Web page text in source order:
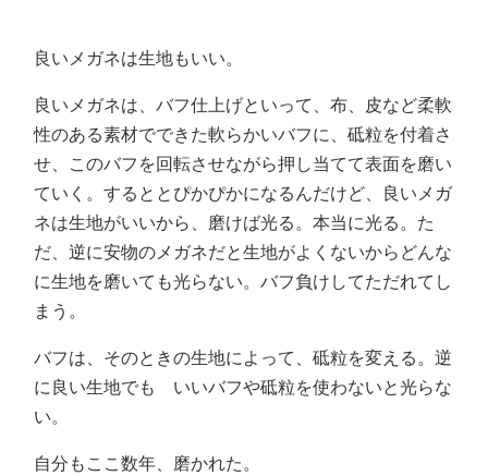
良いメガネは生地もいい。
良いメガネは、バフ仕上げといって、布、皮など柔軟
性のある素材でできた軟らかいバフに、砥粒を付着さ
せ、このバフを回転させながら押し当てて表面を磨い
ていく。するととぴかぴかになるんだけど、良いメガ
ネは生地がいいから、磨けば光る。本当に光る。た
だ、逆に安物のメガネだと生地がよくないからどんな
に生地を磨いても光らない。バフ負けしてただれてし
まう。
バフは、そのときの生地によって、砥粒を変える。逆
に良い生地でも いいバフや砥粒を使わないと光らな
い。
自分もここ数年、磨かれた。